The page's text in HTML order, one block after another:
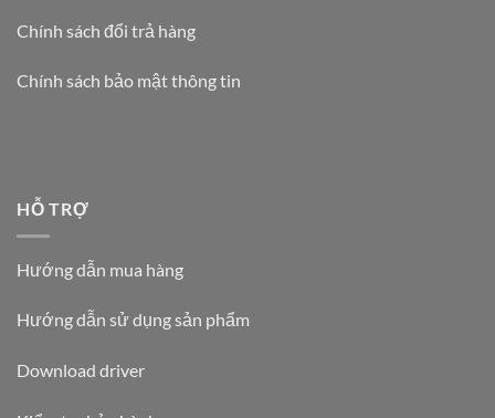
Chính sách đổi trả hàng
Chính sách bảo mật thông tin
HỖ TRỢ
Hướng dẫn mua hàng
Hướng dẫn sử dụng sản phẩm
Download driver